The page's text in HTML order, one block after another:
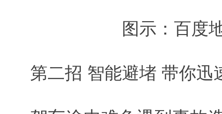
图示：百度
第二招 智能避堵 带你迅